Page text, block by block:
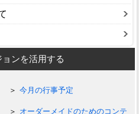
ンを活用する
今月の行事予定
オーダーメイドのためのコンテ